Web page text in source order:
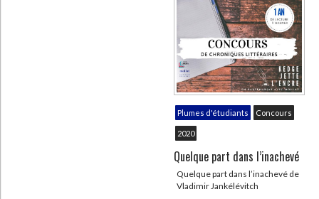
Plumes d'étudiants Concours
2020
Quelque part dans l’inachevé
Quelque part dans l’inachevé de
Vladimir Jankélévitch